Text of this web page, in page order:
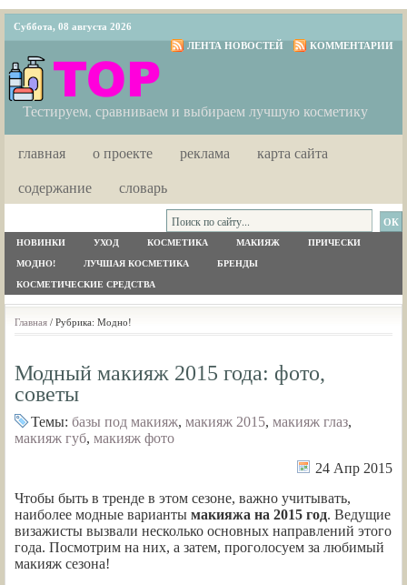
Суббота, 08 августа 2026
ЛЕНТА НОВОСТЕЙ
КОММЕНТАРИИ
Тестируем, сравниваем и выбираем лучшую косметику
главная о проекте реклама
карта сайта
содержание
словарь
НОВИНКИ УХОД КОСМЕТИКА МАКИЯЖ ПРИЧЕСКИ
МОДНО! ЛУЧШАЯ КОСМЕТИКА БРЕНДЫ
КОСМЕТИЧЕСКИЕ СРЕДСТВА
Главная / Рубрика: Модно!
Модный макияж 2015 года: фото,
советы
Темы: базы под макияж, макияж 2015, макияж глаз,
макияж губ, макияж фото
24 Апр 2015
Чтобы быть в тренде в этом сезоне, важно учитывать,
наиболее модные варианты макияжа на 2015 год. Ведущие
визажисты вызвали несколько основных направлений этого
года. Посмотрим на них, а затем, проголосуем за любимый
макияж сезона!